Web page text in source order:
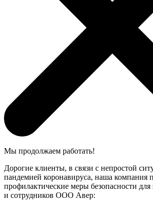
Мы продолжаем работать!
Дорогие клиенты, в связи с непростой
пандемией коронавируса, наша компания
профилактические меры безопасности для
и сотрудников ООО Авер: